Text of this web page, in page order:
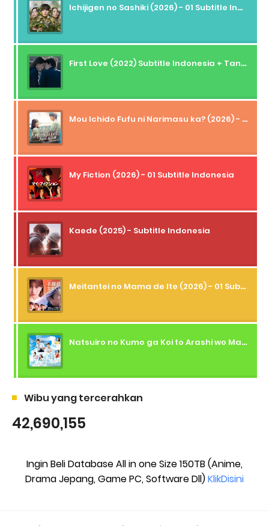
Ichijigen no Sashiki (2026) - 01 Subtitle Indonesia
First Love (2022) Subtitle Indonesia + Tanpa Iklan + Streaming + 1080p
Mou Ichido Fufu ni Narimasu ka? (2026) - 01 Subtitle Indonesia
My Fiction (2026) - 01 Subtitle Indonesia
Kaede (2025) - Subtitle Indonesia
Meitantei no Mama de Ite (2026) - 01 Subtitle Indonesia
Natsuiro no Kumo ga Koi to Arashi wo Makiokosu (2026) - 01 Subtitle Indonesia
Wibu yang tercerahkan
42,690,155
Ingin Beli Database All in one Size 150TB (Anime,
Drama Jepang, Game PC, Software Dll)KlikDisini